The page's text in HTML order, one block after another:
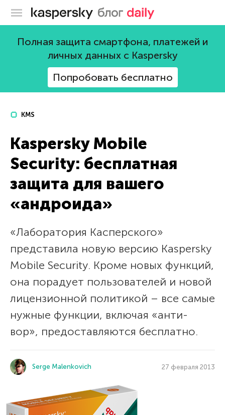
Блог Касперского
Полная защита смартфона, платежей и
личных данных с Kaspersky
Попробовать бесплатно
KMS
Kaspersky Mobile
Security: бесплатная
защита для вашего
«андроида»
«Лаборатория Касперского»
представила новую версию Kaspersky
Mobile Security. Кроме новых функций,
она порадует пользователей и новой
лицензионной политикой – все самые
нужные функции, включая «анти-
вор», предоставляются бесплатно.
Serge Malenkovich 27 февраля 2013